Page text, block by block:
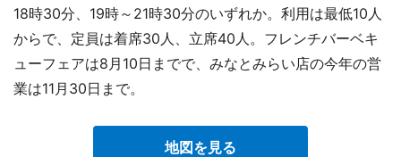
18時30分、19時～21時30分のいずれか。利用は最低10人
からで、定員は着席30人、立席40人。フレンチバーベキ
ューフェアは8月10日までで、みなとみらい店の今年の営
業は11月30日まで。
地図を見る